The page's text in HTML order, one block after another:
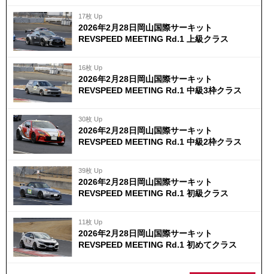
17枚 Up
2026年2月28日岡山国際サーキット
REVSPEED MEETING Rd.1 上級クラス
16枚 Up
2026年2月28日岡山国際サーキット
REVSPEED MEETING Rd.1 中級3枠クラス
30枚 Up
2026年2月28日岡山国際サーキット
REVSPEED MEETING Rd.1 中級2枠クラス
39枚 Up
2026年2月28日岡山国際サーキット
REVSPEED MEETING Rd.1 初級クラス
11枚 Up
2026年2月28日岡山国際サーキット
REVSPEED MEETING Rd.1 初めてクラス